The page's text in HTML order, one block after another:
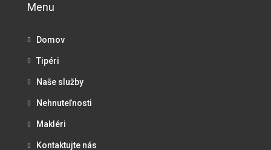
Menu
Domov
Tipéri
Naše služby
Nehnuteľnosti
Makléri
Kontaktujte nás